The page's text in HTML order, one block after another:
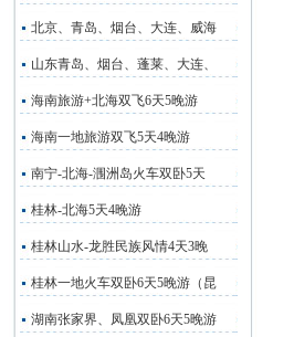
北京、青岛、烟台、大连、威海
山东青岛、烟台、蓬莱、大连、
海南旅游+北海双飞6天5晚游
海南一地旅游双飞5天4晚游
南宁-北海-涠洲岛火车双卧5天
桂林-北海5天4晚游
桂林山水-龙胜民族风情4天3晚
桂林一地火车双卧6天5晚游（昆
湖南张家界、凤凰双卧6天5晚游